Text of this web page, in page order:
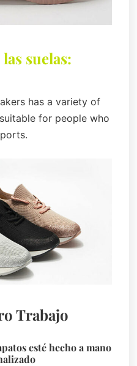
suelas:
has a variety of
for people who
Trabajo
esté hecho a mano